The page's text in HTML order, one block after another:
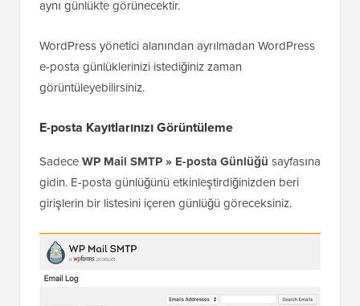
aynı günlükte görünecektir.
WordPress yönetici alanından ayrılmadan WordPress
e-posta günlüklerinizi istediğiniz zaman
görüntüleyebilirsiniz.
E-posta Kayıtlarınızı Görüntüleme
SadeceWP Mail SMTP » E-posta Günlüğü sayfasına
gidin. E-posta günlüğünü etkinleştirdiğinizden beri
girişlerin bir listesini içeren günlüğü göreceksiniz.